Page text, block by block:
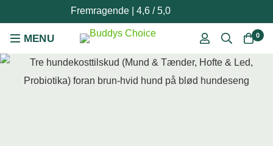
Fremragende | 4,6 / 5,0
0